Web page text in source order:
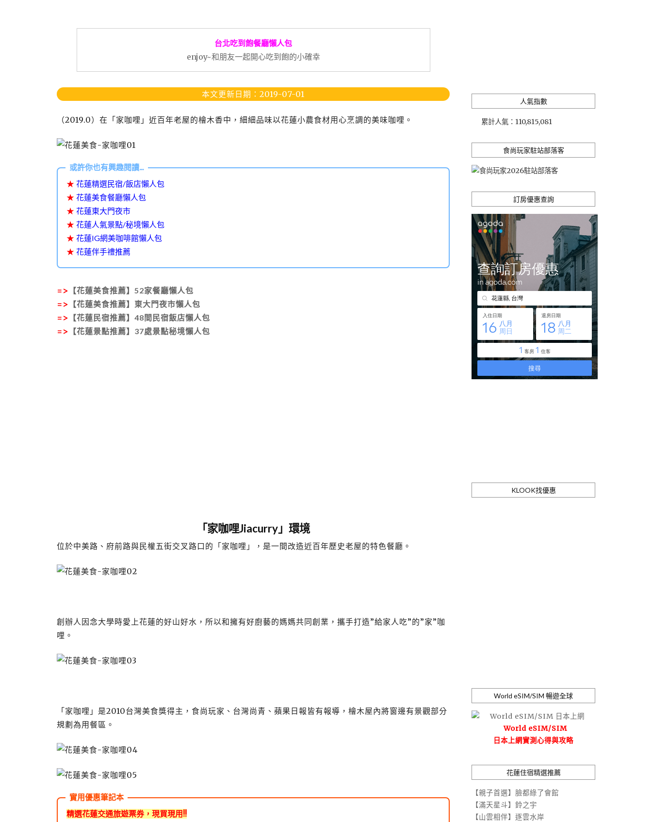
台北吃到飽餐廳懶人包
enjoy~和朋友一起開心吃到飽的小確幸
本文更新日期：2019-07-01
（2019.0）在「家咖哩」近百年老屋的檜木香中，細細品味以花蓮小農食材用心烹調的美味咖哩。
★ 花蓮精選民宿/飯店懶人包
★ 花蓮美食餐廳懶人包
★ 花蓮東大門夜市
★ 花蓮人氣景點/秘境懶人包
★ 花蓮IG網美咖啡館懶人包
★ 花蓮伴手禮推薦
=> 【花蓮美食推薦】52家餐廳懶人包
=> 【花蓮美食推薦】東大門夜市懶人包
=> 【花蓮民宿推薦】48間民宿飯店懶人包
=> 【花蓮景點推薦】37處景點秘境懶人包
「家咖哩Jiacurry」環境
位於中美路、府前路與民權五街交叉路口的「家咖哩」，是一間改造近百年歷史老屋的特色餐廳。
創辦人因念大學時愛上花蓮的好山好水，所以和擁有好廚藝的媽媽共同創業，攜手打造”給家人吃”的”家”咖
哩。
「家咖哩」是2010台灣美食獎得主，食尚玩家、台灣尚青、蘋果日報皆有報導，檜木屋內將窗邊有景觀部分
規劃為用餐區。
精選花蓮交通旅遊票券，現買現用!!
人氣指數
累計人氣： 110,815,081
食尚玩家駐站部落客
訂房優惠查詢
KLOOK找優惠
World eSIM/SIM 暢遊全球
World eSIM/SIM
日本上網實測心得與攻略
花蓮住宿精選推薦
【親子首選】臉都綠了會館
【滿天星斗】鈴之宇
【山雲相伴】逐雲水岸